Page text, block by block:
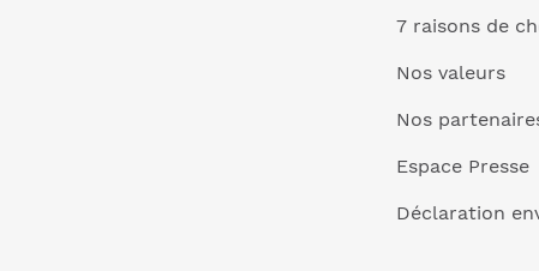
7 raisons de
Nos valeurs
Nos
Espace Presse
Déclaration